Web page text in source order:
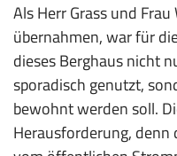
Als Herr Grass und
übernahmen, war für
dieses Berghaus nicht
sporadisch genutzt,
bewohnt werden soll.
Herausforderung, denn